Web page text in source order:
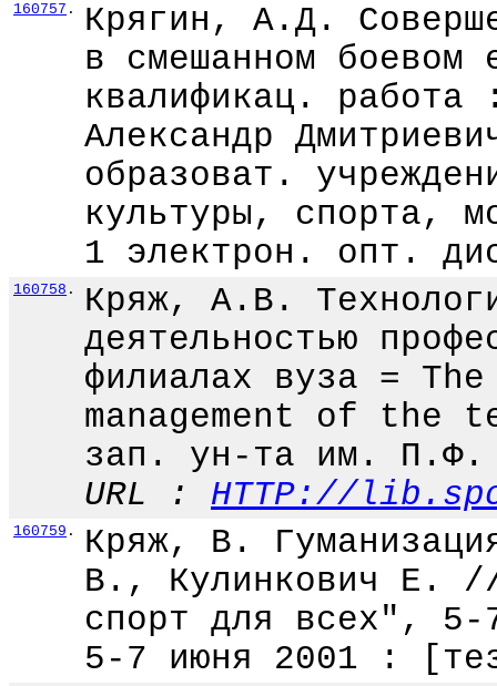
160757 .
Крягин, А.Д.
в смешанном
квалификац.
Александр
образоват.
культуры, спорта,
1 электрон. опт.
160758 .
Кряж, А.В.
деятельностью
филиалах вуза =
management of
зап. ун-та им.
URL : HTTP://
160759 .
Кряж, В.
В., Кулинкович Е.
спорт для всех",
5-7 июня 2001 :